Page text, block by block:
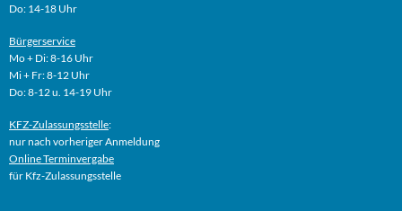
Do: 14-18 Uhr
Bürgerservice
Mo + Di: 8-16 Uhr
Mi + Fr: 8-12 Uhr
Do: 8-12 u. 14-19 Uhr
KFZ-Zulassungsstelle:
nur nach vorheriger Anmeldung
OnlineTerminvergabe
für Kfz-Zulassungsstelle